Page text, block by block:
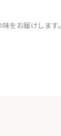
をお届けします。